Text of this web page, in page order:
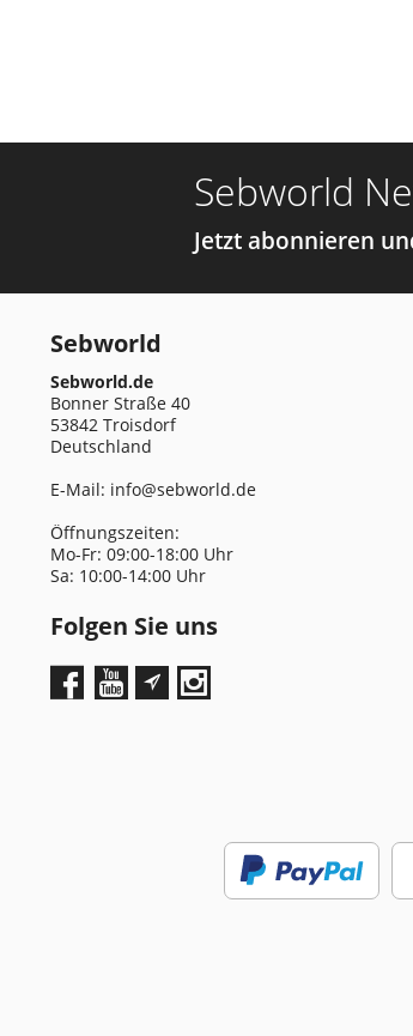
Sebworld
Jetzt abonnieren
Sebworld
Sebworld.de
Bonner Straße 40
53842 Troisdorf
Deutschland
E-Mail: info@sebworld.de
Öffnungszeiten:
Mo-Fr: 09:00-18:00 Uhr
Sa: 10:00-14:00 Uhr
Folgen Sie uns